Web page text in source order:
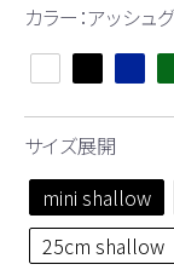
カラー：アッシュ
サイズ展開
mini shallow
25cm shallow